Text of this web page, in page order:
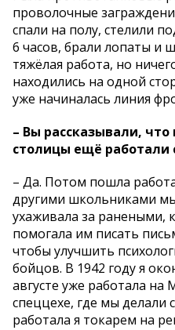
проволочные
спали на полу, cтелили
6 часов, брали лопаты и
тяжёлая работа, но
находились на одной
уже начиналась линия
– Вы рассказывали,
столицы ещё работали
– Да. Потом пошла
другими школьниками
ухаживала за ранеными,
помогала им писать
чтобы улучшить
бойцов. В 1942 году я
августе уже работала
спеццехе, где мы делали
работала я токарем на